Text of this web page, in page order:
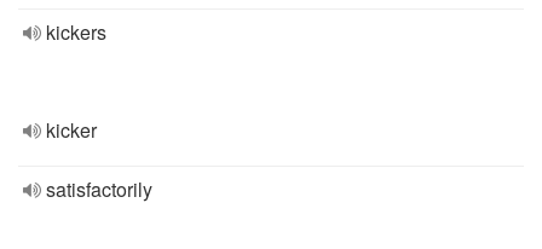
kickers
kicker
satisfactorily